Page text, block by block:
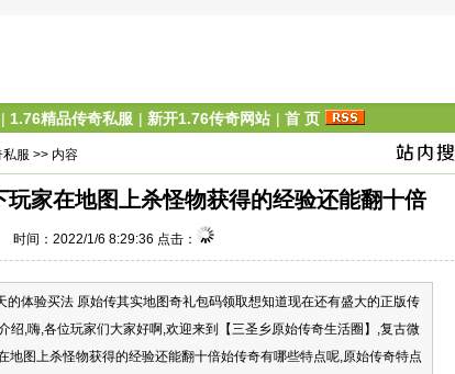
| 1.76精品传奇私服 | 新开1.76传奇网站 | 首 页
服 >> 内容
玩家在地图上杀怪物获得的经验还能翻十倍
时间：2022/1/6 8:29:36 点击：
的体验买法 原始传其实地图奇礼包码领取想知道现在还有盛大的正版传
绍,嗨,各位玩家们大家好啊,欢迎来到【三圣乡原始传奇生活圈】,复古微
地图上杀怪物获得的经验还能翻十倍始传奇有哪些特点呢,原始传奇特点